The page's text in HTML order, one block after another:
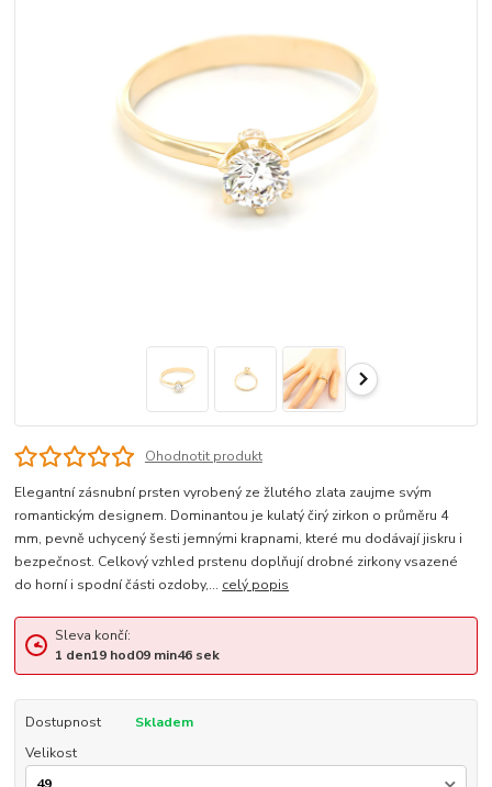
Ohodnotit produkt
Elegantní zásnubní prsten vyrobený ze žlutého zlata zaujme svým
romantickým designem. Dominantou je kulatý čirý zirkon o průměru 4
mm, pevně uchycený šesti jemnými krapnami, které mu dodávají jiskru i
bezpečnost. Celkový vzhled prstenu doplňují drobné zirkony vsazené
do horní i spodní části ozdoby,... celý popis
Sleva končí:
1 den19hod09min45sek
Dostupnost
Skladem
Velikost